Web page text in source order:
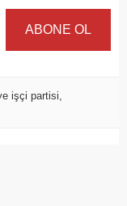
ABONE OL
işçi partisi